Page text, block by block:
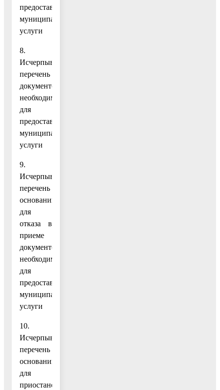
предоставления
муниципальной
услуги
8.
Исчерпывающий
перечень
документов,
необходимых
для
предоставления
муниципальной
услуги
9.
Исчерпывающий
перечень
оснований
для
отказа в
приеме
документов,
необходимых
для
предоставления
муниципальной
услуги
10.
Исчерпывающий
перечень
оснований
для
приостановления